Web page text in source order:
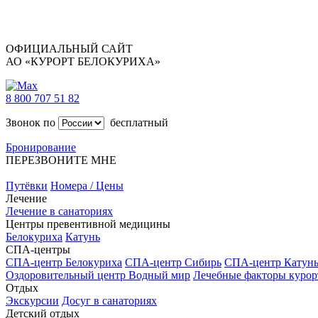
ОФИЦИАЛЬНЫЙ САЙТ
АО «КУРОРТ БЕЛОКУРИХА»
8 800 707 51 82
Звонок по
бесплатный
Бронирование
ПЕРЕЗВОНИТЕ МНЕ
Путёвки Номера / Цены
Лечение
Лечение в санаториях
Центры превентивной медицины
Белокуриха Катунь
СПА-центры
СПА-центр Белокуриха СПА-центр Сибирь СПА-центр Катунь
Оздоровительный центр Водный мир Лечебные факторы
Отдых
Экскурсии Досуг в санаториях
Детский отдых